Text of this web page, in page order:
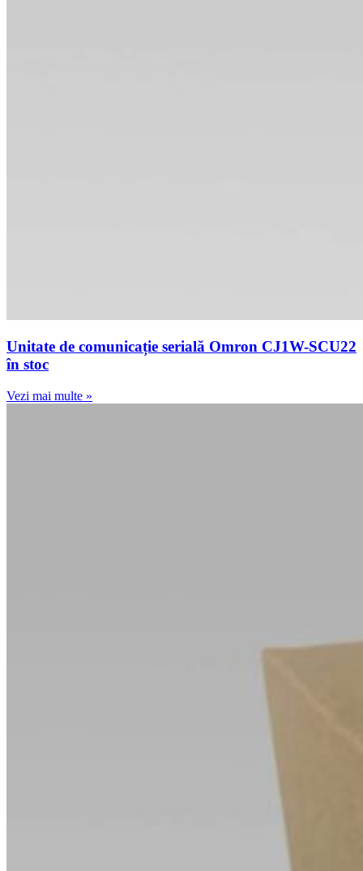
Unitate de comunicație serială Omron CJ1W-SCU22
în stoc
Vezi mai multe »